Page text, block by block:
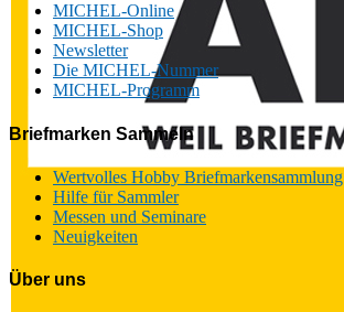
MICHEL-Online
MICHEL-Shop
Newsletter
Die MICHEL-Nummer
MICHEL-Programm
Briefmarken Sammeln
Wertvolles Hobby Briefmarkensammlung
Hilfe für Sammler
Messen und Seminare
Neuigkeiten
Über uns